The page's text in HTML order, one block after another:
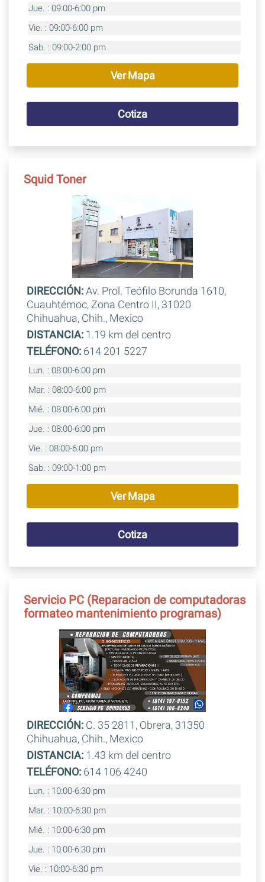
Jue. : 09:00-6:00 pm
Vie. : 09:00-6:00 pm
Sab. : 09:00-2:00 pm
Ver Mapa
Cotiza
Squid Toner
DIRECCIÓN:Av. Prol. Teófilo Borunda 1610,
Cuauhtémoc, Zona Centro II, 31020
Chihuahua, Chih., Mexico
DISTANCIA:1.19 km del centro
TELÉFONO:614 201 5227
Lun. : 08:00-6:00 pm
Mar. : 08:00-6:00 pm
Mié. : 08:00-6:00 pm
Jue. : 08:00-6:00 pm
Vie. : 08:00-6:00 pm
Sab. : 09:00-1:00 pm
Ver Mapa
Cotiza
Servicio PC (Reparacion de computadoras
formateo mantenimiento programas)
DIRECCIÓN:C. 35 2811, Obrera, 31350
Chihuahua, Chih., Mexico
DISTANCIA:1.43 km del centro
TELÉFONO:614 106 4240
Lun. : 10:00-6:30 pm
Mar. : 10:00-6:30 pm
Mié. : 10:00-6:30 pm
Jue. : 10:00-6:30 pm
Vie. : 10:00-6:30 pm